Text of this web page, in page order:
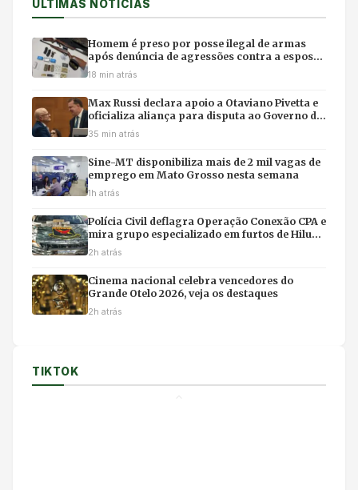
ÚLTIMAS NOTÍCIAS
Homem é preso por posse ilegal de armas
após denúncia de agressões contra a esposa
em MT
18 min atrás
Max Russi declara apoio a Otaviano Pivetta e
oficializa aliança para disputa ao Governo de
Mato Grosso
35 min atrás
Sine-MT disponibiliza mais de 2 mil vagas de
emprego em Mato Grosso nesta semana
1h atrás
Polícia Civil deflagra Operação Conexão CPA e
mira grupo especializado em furtos de Hilux
em Cuiabá
2h atrás
Cinema nacional celebra vencedores do
Grande Otelo 2026, veja os destaques
2h atrás
TIKTOK